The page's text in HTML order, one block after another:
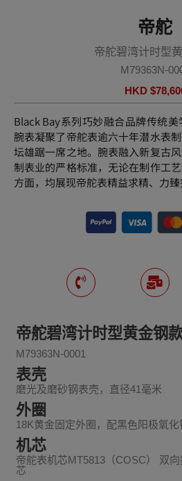
帝舵
帝舵碧湾计时型
M79363N-
HKD $
Black Bay系列巧妙融合品牌传统
腕表凝聚了帝舵表逾六十年潜水表
坛雄踞一席之地。腕表融入新复古
制表业的严格标准，无论在制作工
方面，均展现帝舵表精益求精、力臻
帝舵碧湾计时型黄金钢
M79363N-0001
表壳
磨光及磨砂钢表壳，直径41毫米
外圈
18K黄金固定外圈，配黑色阳极氧
机芯
帝舵表机芯MT5813（COSC） 双
芯